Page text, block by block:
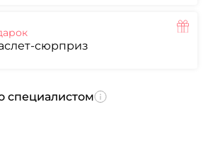
сюрприз
специалистом